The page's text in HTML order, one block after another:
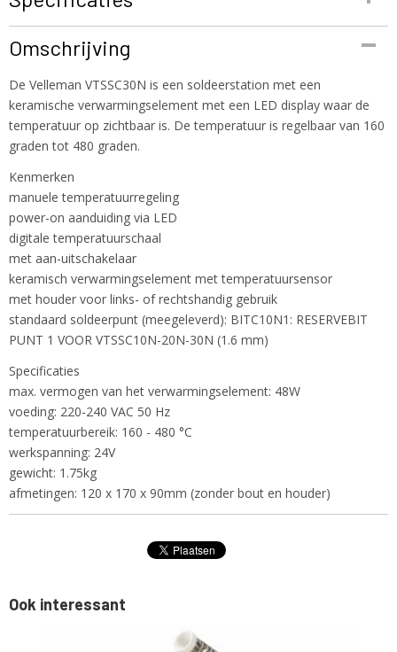
VTSSC30N
5410329215330
Productcode leverancier
VTSSC30N
Netto gewicht
1,00 Kg
Omschrijving
De Velleman VTSSC30N is een soldeerstation met een
keramische verwarmingselement met een LED display waar de
temperatuur op zichtbaar is. De temperatuur is regelbaar van 160
graden tot 480 graden.
Kenmerken
manuele temperatuurregeling
power-on aanduiding via LED
digitale temperatuurschaal
met aan-uitschakelaar
keramisch verwarmingselement met temperatuursensor
met houder voor links- of rechtshandig gebruik
standaard soldeerpunt (meegeleverd): BITC10N1: RESERVEBIT
PUNT 1 VOOR VTSSC10N-20N-30N (1.6 mm)
Specificaties
max. vermogen van het verwarmingselement: 48W
voeding: 220-240 VAC 50 Hz
temperatuurbereik: 160 - 480 °C
werkspanning: 24V
gewicht: 1.75kg
afmetingen: 120 x 170 x 90mm (zonder bout en houder)
Ook interessant